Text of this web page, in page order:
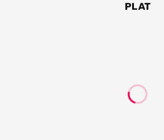
PLAT